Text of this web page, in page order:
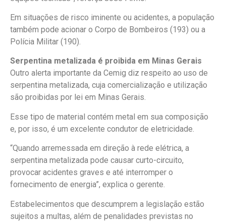
Em situações de risco iminente ou acidentes, a população
também pode acionar o Corpo de Bombeiros (193) ou a
Polícia Militar (190).
Serpentina metalizada é proibida em Minas Gerais
Outro alerta importante da Cemig diz respeito ao uso de
serpentina metalizada, cuja comercialização e utilização
são proibidas por lei em Minas Gerais.
Esse tipo de material contém metal em sua composição
e, por isso, é um excelente condutor de eletricidade.
“Quando arremessada em direção à rede elétrica, a
serpentina metalizada pode causar curto-circuito,
provocar acidentes graves e até interromper o
fornecimento de energia”, explica o gerente.
Estabelecimentos que descumprem a legislação estão
sujeitos a multas, além de penalidades previstas no